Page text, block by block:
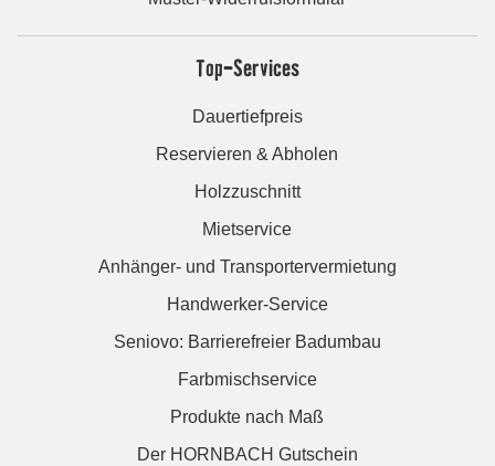
Top-Services
Dauertiefpreis
Reservieren & Abholen
Holzzuschnitt
Mietservice
Anhänger- und Transportervermietung
Handwerker-Service
Seniovo: Barrierefreier Badumbau
Farbmischservice
Produkte nach Maß
Der HORNBACH Gutschein